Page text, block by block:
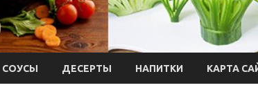
СОУСЫ ДЕСЕРТЫ НАПИТКИ КАРТА